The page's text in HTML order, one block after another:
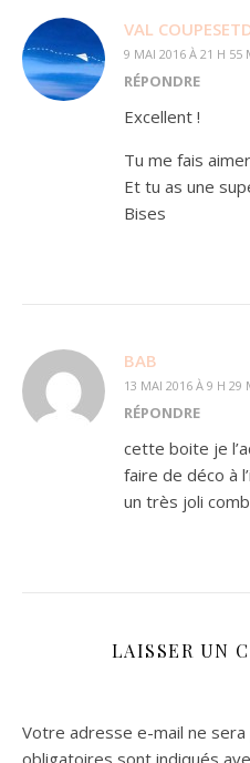
VAL
9 MAI 2016 À 21 H 55
RÉPONDRE
Excellent !
Tu me fais
Et tu as une
Bises
BAB
13 MAI 2016 À 9 H 29
RÉPONDRE
cette boite je
faire de déco à
un très joli
LAISSER UN
Votre adresse e-mail ne sera
obligatoires sont indiqués